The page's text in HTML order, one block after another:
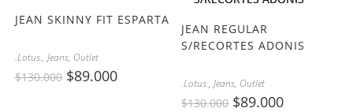
JEAN SKINNY FIT ESPARTA
.Lotus., Jeans, Outlet
$130.000 $89.000
JEAN REGULAR
S/RECORTES ADONIS
.Lotus.,Jeans, Outlet
$130.000 $89.000